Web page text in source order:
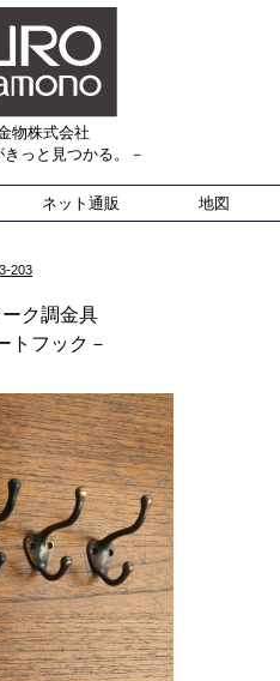
物株式会社
っと見つかる。－
ネット通販 地図
203
ク調金具
トフック－